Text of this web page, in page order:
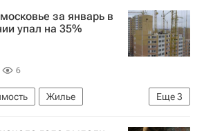
за январь в
упал на 35%
6
Еще3
Жилье